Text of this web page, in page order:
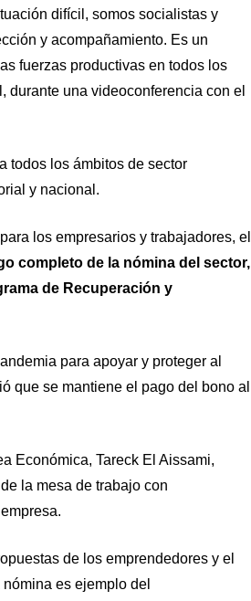
difícil, somos socialistas y
y acompañamiento. Es un
fuerzas productivas en todos los
durante una videoconferencia con el
todos los ámbitos de sector
y nacional.
los empresarios y trabajadores, el
completo de la nómina del sector,
de Recuperación y
para apoyar y proteger al
que se mantiene el pago del bono al
Económica, Tareck El Aissami,
la mesa de trabajo con
de los emprendedores y el
es ejemplo del